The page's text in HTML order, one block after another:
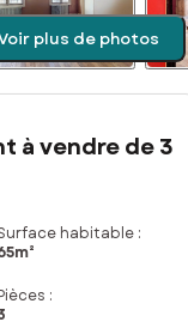
plus de photos
à vendre de 3
habitable :
: